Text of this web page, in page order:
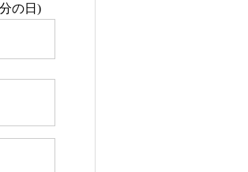
の日)